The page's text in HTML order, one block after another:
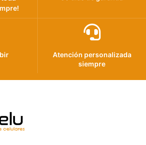
Atención personalizada
siempre